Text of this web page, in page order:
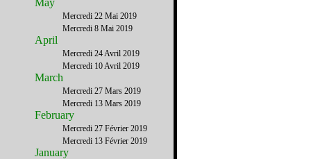
May
Mercredi 22 Mai 2019
Mercredi 8 Mai 2019
April
Mercredi 24 Avril 2019
Mercredi 10 Avril 2019
March
Mercredi 27 Mars 2019
Mercredi 13 Mars 2019
February
Mercredi 27 Février 2019
Mercredi 13 Février 2019
January